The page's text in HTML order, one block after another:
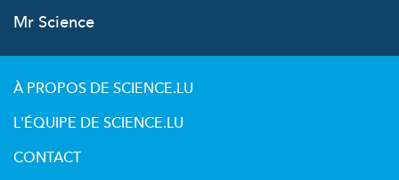
Mr Science
À PROPOS DE SCIENCE.LU
L'ÉQUIPE DE SCIENCE.LU
CONTACT